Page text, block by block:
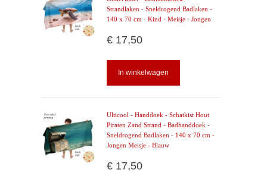
Strandlaken - Sneldrogend Badlaken -
140 x 70 cm - Kind - Meisje - Jongen
€ 17,50
In winkelwagen
Ulticool - Handdoek - Schatkist Hout
Piraten Zand Strand - Badhanddoek -
Sneldrogend Badlaken - 140 x 70 cm -
Jongen Meisje - Blauw
€ 17,50